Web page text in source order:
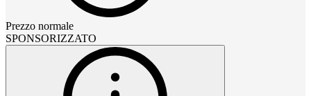
Prezzo normale
SPONSORIZZATO